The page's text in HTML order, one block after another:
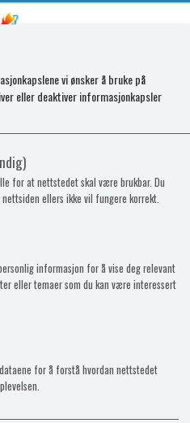
CUT OUT
vi ønsker å bruke på
eller deaktiver informasjonkapsler
for at nettstedet skal være brukbar. Du
ellers ikke vil fungere korrekt.
informasjon for å vise deg relevant
eller temaer som du kan være interessert
for å forstå hvordan nettstedet